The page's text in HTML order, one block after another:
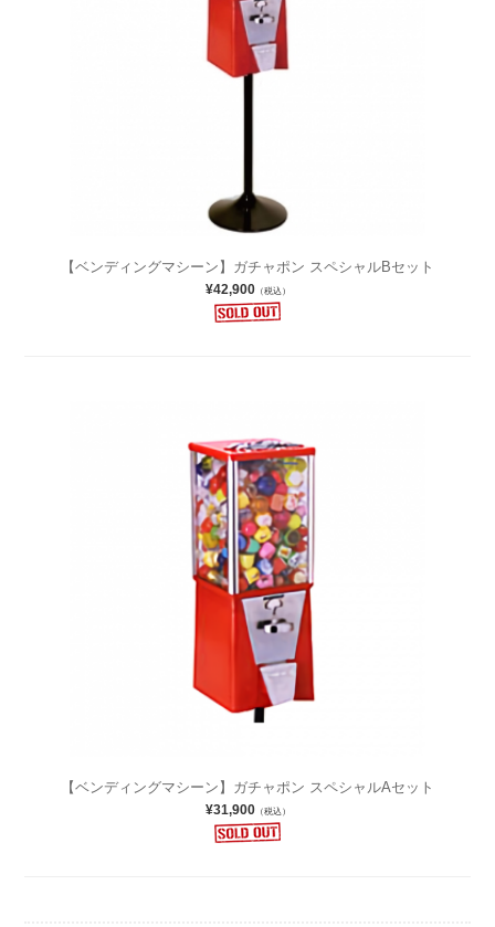
【ベンディングマシーン】ガチャポン スペシャルBセット
¥42,900（税込）
【ベンディングマシーン】ガチャポン スペシャルAセット
¥31,900（税込）